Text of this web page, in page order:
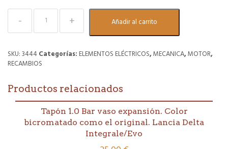
Sensor
mariposa
Nueva
fabricación.
Integrale
/
Evo
cantidad
Añadir al carrito
SKU:3444Categorías: ELEMENTOS ELÉCTRICOS,MECANICA,MOTOR,
RECAMBIOS
Productos relacionados
Tapón 1.0 Bar vaso expansión. Color
bicromatado como el original. Lancia Delta
Integrale/Evo